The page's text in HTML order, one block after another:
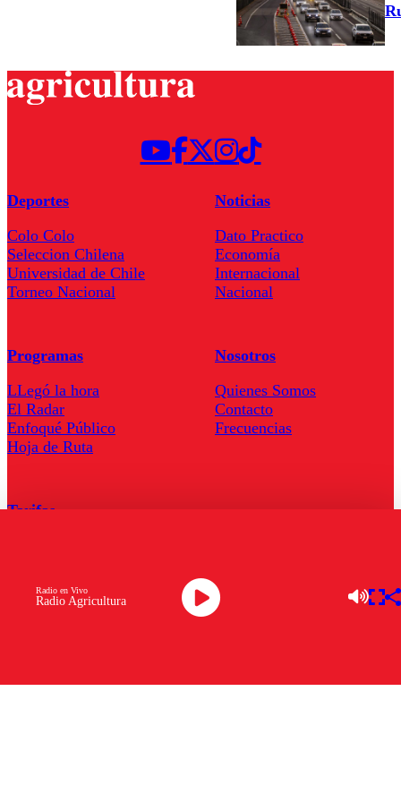
Radio Agricultura
Radio en Vivo
Deportes
Colo Colo
Seleccion Chilena
Universidad de Chile
Torneo Nacional
Noticias
Dato Practico
Economía
Internacional
Nacional
Programas
LLegó la hora
El Radar
Enfoqué Público
Hoja de Ruta
Nosotros
Quienes Somos
Contacto
Frecuencias
Tarifas
Descarga la APP